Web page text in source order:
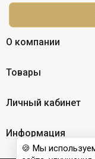
О компании
Товары
Личный кабинет
Информация
🍪 Мы